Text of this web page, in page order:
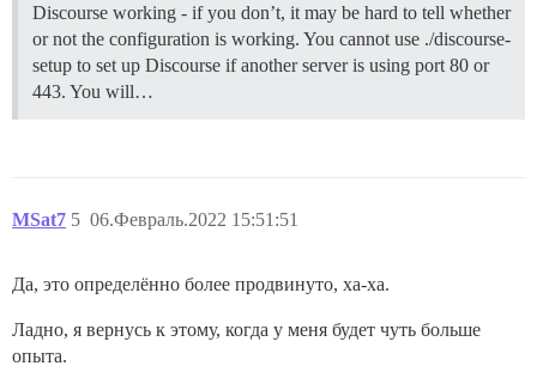
Discourse working - if you don’t, it may be hard to tell whether
or not the configuration is working. You cannot use ./discourse-
setup to set up Discourse if another server is using port 80 or
443. You will…
MSat7 06.Февраль.2022 15:51:51
5
Да, это определённо более продвинуто, ха-ха.
Ладно, я вернусь к этому, когда у меня будет чуть больше
опыта.